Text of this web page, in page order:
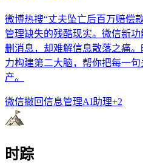
微博热搜“丈夫坠亡后百万赔偿
管理缺失的残酷现实。微信新
删消息，却难解信息散落之痛。
力构建第二大脑，帮你把每一
产。
微信撤回信息管理AI助理+2
时踪